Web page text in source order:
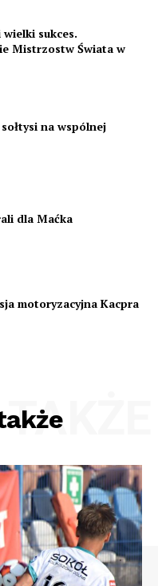
sukces.
Mistrzostw Świata w
na wspólnej
dla Maćka
motoryzacyjna Kacpra